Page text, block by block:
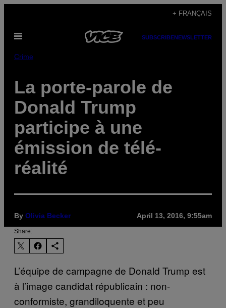
content
+ FRANÇAIS
Open
SUBSCRIBENEWSLETTER
Crime
La porte-parole de
Donald Trump
participe à une
émission de télé-
réalité
By Olivia Becker April 13, 2016, 9:55am
Share:
L’équipe de campagne de Donald Trump est
à l’image candidat républicain : non-
conformiste, grandiloquente et peu